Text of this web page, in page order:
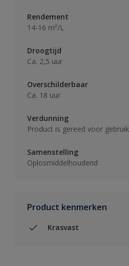
Rendement
14-16 m²/L
Droogtijd
Ca. 2,5 uur
Overschilderbaar
Ca. 18 uur
Verdunning
Product is gereed voor gebruik
Samenstelling
Oplosmiddelhoudend
Product kenmerken
Krasvast